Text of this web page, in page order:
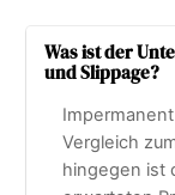
Was ist der
und Slippage?
Vergleich
hingegen ist